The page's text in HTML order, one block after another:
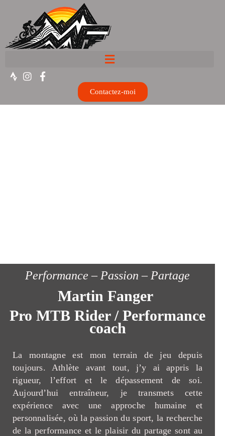
Contactez-moi
Performance – Passion – Partage
Martin Fanger
Pro MTB Rider / Performance
coach
La montagne est mon terrain de jeu depuis
toujours. Athlète avant tout, j’y ai appris la
rigueur, l’effort et le dépassement de soi.
Aujourd’hui entraîneur, je transmets cette
expérience avec une approche humaine et
personnalisée, où la passion du sport, la recherche
de la performance et le plaisir du partage sont au